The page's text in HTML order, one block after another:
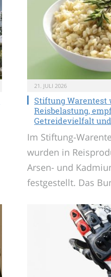
21. JULI 2026
Stiftung Warentest
Reisbelastung,
Getreidevielfalt
Im Stiftung-
wurden in
Arsen- und
festgestellt. Das